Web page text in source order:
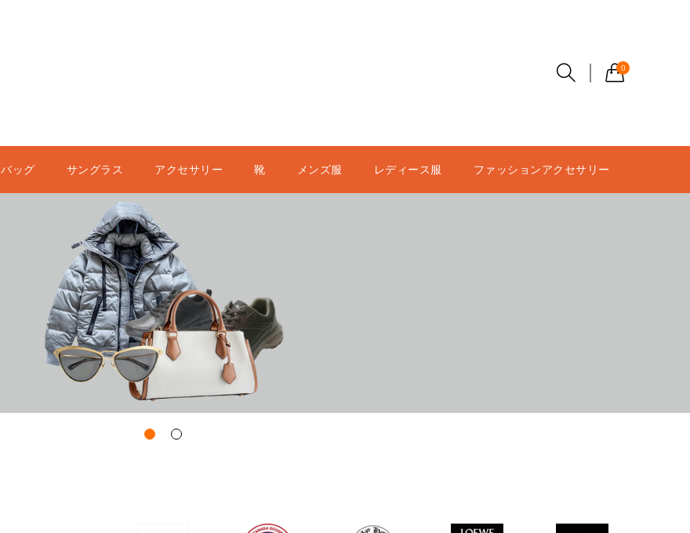
0
バッグ サングラス アクセサリー 靴 メンズ服 レディース服 ファッションアクセサリー